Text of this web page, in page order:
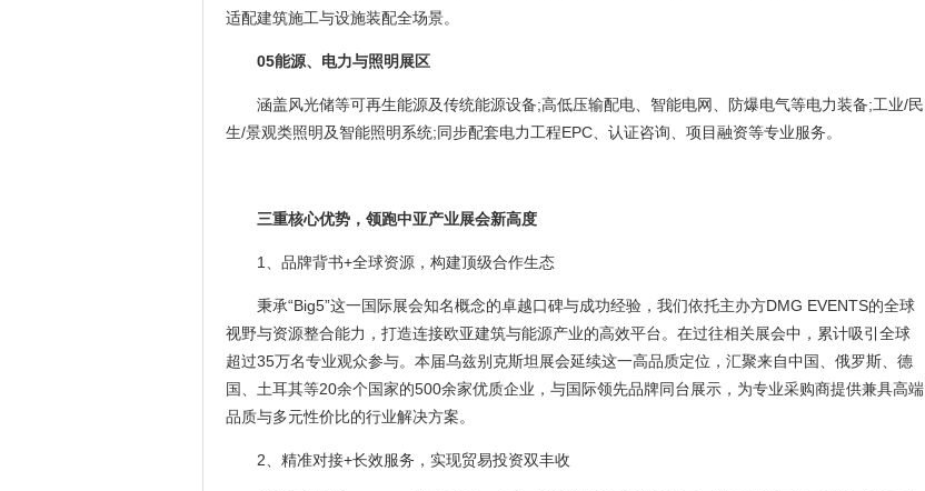
适配建筑施工与设施装配全场景。
05能源、电力与照明展区
涵盖风光储等可再生能源及传统能源设备;高低压输配电、智能电网、防爆电气等电力装备;工业/民
生/景观类照明及智能照明系统;同步配套电力工程EPC、认证咨询、项目融资等专业服务。
三重核心优势，领跑中亚产业展会新高度
1、品牌背书+全球资源，构建顶级合作生态
秉承“Big5”这一国际展会知名概念的卓越口碑与成功经验，我们依托主办方DMG EVENTS的全球
视野与资源整合能力，打造连接欧亚建筑与能源产业的高效平台。在过往相关展会中，累计吸引全球
超过35万名专业观众参与。本届乌兹别克斯坦展会延续这一高品质定位，汇聚来自中国、俄罗斯、德
国、土耳其等20余个国家的500余家优质企业，与国际领先品牌同台展示，为专业采购商提供兼具高端
品质与多元性价比的行业解决方案。
2、精准对接+长效服务，实现贸易投资双丰收